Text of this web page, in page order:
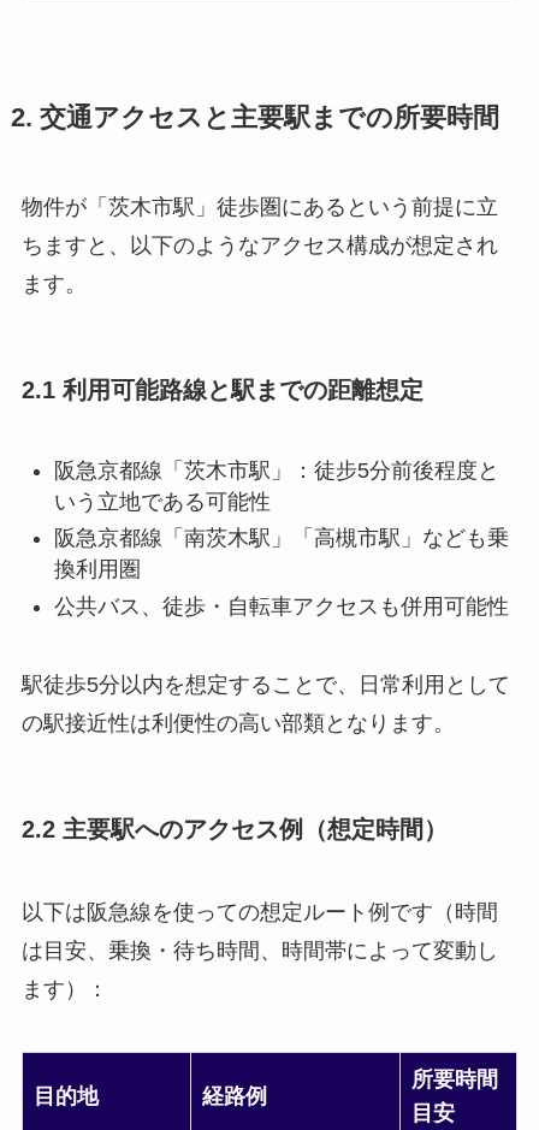
2. 交通アクセスと主要駅までの所要時間
物件が「茨木市駅」徒歩圏にあるという前提に立
ちますと、以下のようなアクセス構成が想定され
ます。
2.1 利用可能路線と駅までの距離想定
阪急京都線「茨木市駅」：徒步5分前後程度と
いう立地である可能性
阪急京都線「南茨木駅」「高槻市駅」なども乗
換利用圏
公共バス、徒歩・自転車アクセスも併用可能性
駅徒歩5分以内を想定することで、日常利用として
の駅接近性は利便性の高い部類となります。
2.2 主要駅へのアクセス例（想定時間）
以下は阪急線を使っての想定ルート例です（時間
は目安、乗換・待ち時間、時間帯によって変動し
ます）：
目的地 経路例
所要時間
目安